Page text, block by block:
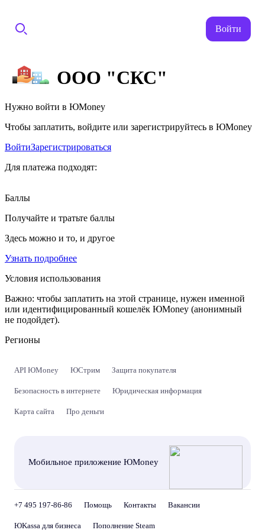
Войти
ООО "СКС"
Нужно войти в ЮMoney
Чтобы заплатить, войдите или зарегистрируйтесь в ЮMoney
ВойтиЗарегистрироваться
Для платежа подходят:
Баллы
Получайте и тратьте баллы
Здесь можно и то, и другое
Узнать подробнее
Условия использования
Важно: чтобы заплатить на этой странице, нужен именной
или идентифицированный кошелёк ЮMoney (анонимный
не подойдет).
Регионы
API ЮMoney ЮСтрим Защита покупателя
Безопасность в интернете Юридическая информация
Карта сайта Про деньги
Мобильное приложение ЮMoney
+7 495 197-86-86 Помощь Контакты Вакансии
ЮKassa для бизнеса Пополнение Steam